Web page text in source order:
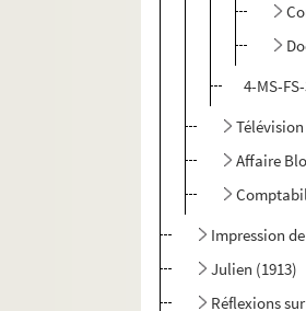
4-MS-
Télévision
Affaire
Impression
Julien (1913)
Réflexions